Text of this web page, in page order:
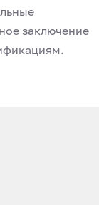
заключение